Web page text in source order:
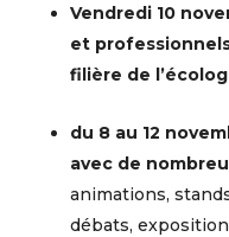
Vendredi 10
et
filière de
du 8 au 12
avec de
animations,
débats,